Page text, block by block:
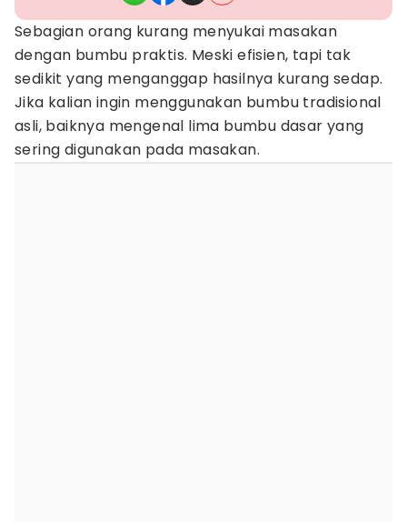
Sebagian orang kurang menyukai masakan
dengan bumbu praktis. Meski efisien, tapi tak
sedikit yang menganggap hasilnya kurang sedap.
Jika kalian ingin menggunakan bumbu tradisional
asli, baiknya mengenal lima bumbu dasar yang
sering digunakan pada masakan.